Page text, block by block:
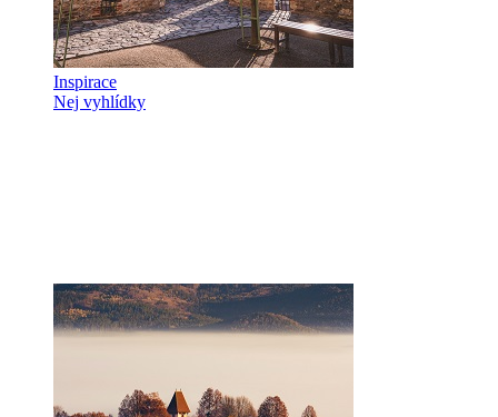
Inspirace
Nej vyhlídky